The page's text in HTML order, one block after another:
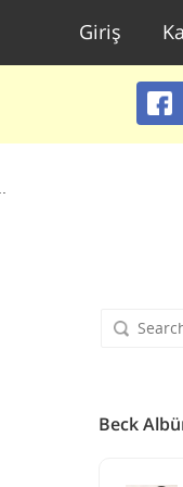
Giriş
Beck